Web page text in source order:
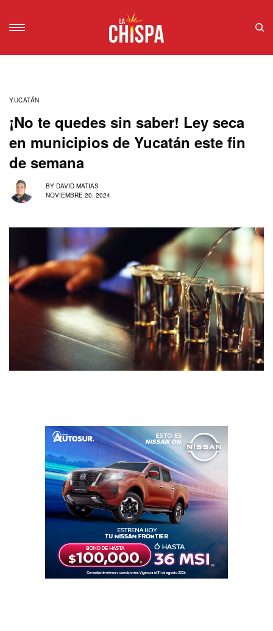
YUCATÁN
¡No te quedes sin saber! Ley seca
en municipios de Yucatán este fin
de semana
BY DAVID MATIAS
NOVIEMBRE 20, 2024